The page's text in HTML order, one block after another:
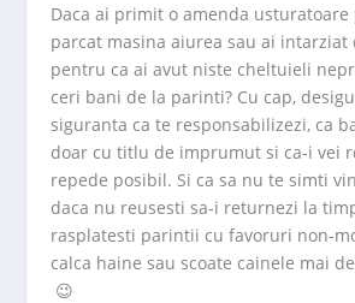
Daca ai primit o amenda
parcat masina aiurea sau ai intarziat
pentru ca ai avut niste cheltuieli
ceri bani de la parinti? Cu cap,
siguranta ca te responsabilizezi, ca
doar cu titlu de imprumut si ca-i vei
repede posibil. Si ca sa nu te simti
daca nu reusesti sa-i returnezi la
rasplatesti parintii cu favoruri non-
calca haine sau scoate cainele mai
😉